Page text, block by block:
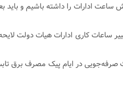
ساعت ادارات را داشته باشیم و باید
ساعات کاری ادارات هیات دولت
کارمندان مشغول به کار شوند و پیش از ساعت ۱۴ ادارات تعطیل